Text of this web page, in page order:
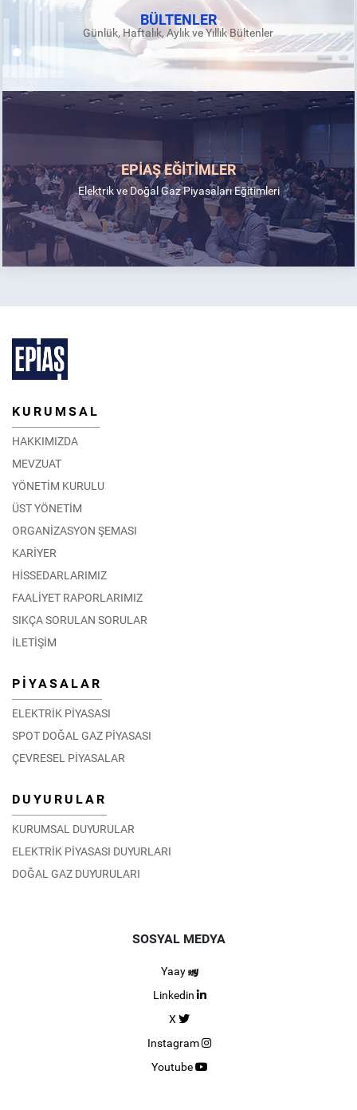
BÜLTENLER
Günlük, Haftalık, Aylık ve Yıllık Bültenler
EPİAŞ EĞİTİMLER
Elektrik ve Doğal Gaz Piyasaları Eğitimleri
KURUMSAL
HAKKIMIZDA
MEVZUAT
YÖNETİM KURULU
ÜST YÖNETİM
ORGANİZASYON ŞEMASI
KARİYER
HİSSEDARLARIMIZ
FAALİYET RAPORLARIMIZ
SIKÇA SORULAN SORULAR
İLETİŞİM
PİYASALAR
ELEKTRİK PİYASASI
SPOT DOĞAL GAZ PİYASASI
ÇEVRESEL PİYASALAR
DUYURULAR
KURUMSAL DUYURULAR
ELEKTRİK PİYASASI DUYURLARI
DOĞAL GAZ DUYURULARI
SOSYAL MEDYA
Yaay
Linkedin
X
Instagram
Youtube